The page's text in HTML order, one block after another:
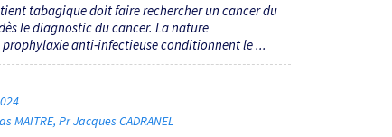
tabagique doit faire rechercher un cancer du
le diagnostic du cancer. La nature
anti-infectieuse conditionnent le ...
MAITRE Pr Jacques CADRANEL